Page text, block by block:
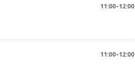
11:00–12:00
11:00–12:00